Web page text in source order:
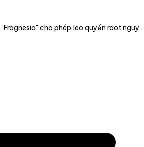
cho phép leo quyền root nguy